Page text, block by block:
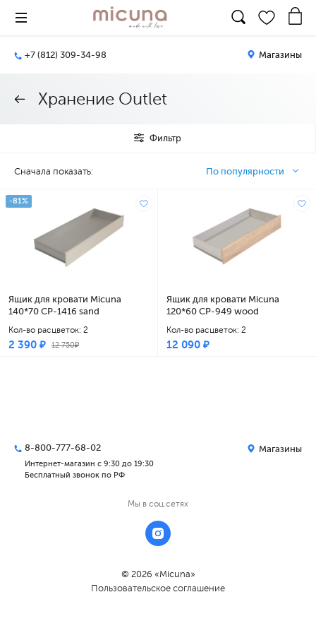
+7 (812) 309-34-98 Магазины
Хранение Outlet
Фильтр
Сначала показать: По популярности
-81%
Ящик для кровати Micuna
140*70 CP-1416 sand
Кол-во расцветок: 2
2 390 ₽ 12 750₽
Ящик для кровати Micuna
120*60 CP-949 wood
Кол-во расцветок: 2
12 090 ₽
8-800-777-68-02
Интернет-магазин с 9:30 до 19:30
Бесплатный звонок по РФ
Магазины
Мы в соц.сетях
© 2026 «Micuna»
Пользовательское соглашение